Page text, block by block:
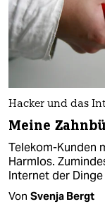
Hacker und das
Meine
Telekom-Kunden
Harmlos.
Internet der
Von Svenja Bergt